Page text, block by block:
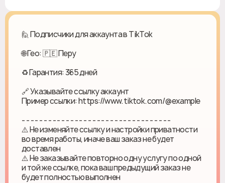
🙋 Подписчики для аккаунта в TikTok
🌐 Гео: 🇵🇪 Перу
♻ Гарантия: 365 дней
🔗 Указывайте ссылку аккаунт
Пример ссылки: https://www.tiktok.com/@example
- - - - - - - - - - - - - - - - - - - - - - - - - - - - - - - - - -
⚠️ Не изменяйте ссылку и настройки приватности
во время работы, иначе ваш заказ не будет
доставлен
⚠️ Не заказывайте повторно одну услугу по одной
и той же ссылке, пока ваш предыдущий заказ не
будет полностью выполнен